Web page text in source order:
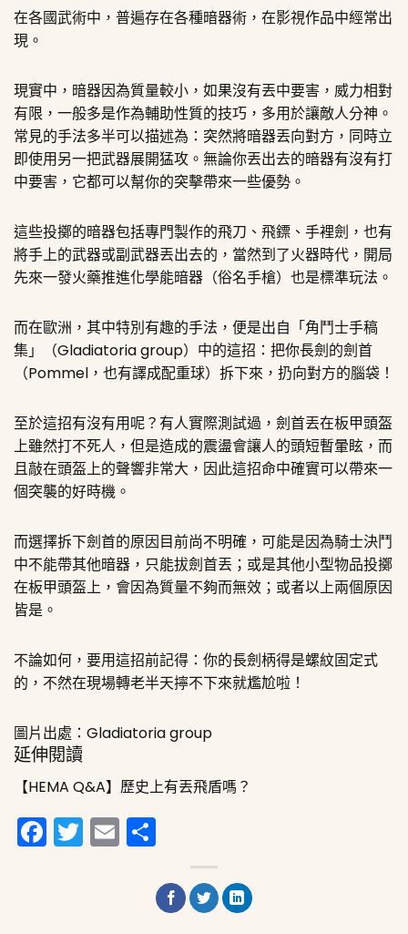
在各國武術中，普遍存在各種暗器術，在影視作品中經常出
現。
現實中，暗器因為質量較小，如果沒有丟中要害，威力相對
有限，一般多是作為輔助性質的技巧，多用於讓敵人分神。
常見的手法多半可以描述為：突然將暗器丟向對方，同時立
即使用另一把武器展開猛攻。無論你丟出去的暗器有沒有打
中要害，它都可以幫你的突擊帶來一些優勢。
這些投擲的暗器包括專門製作的飛刀、飛鏢、手裡劍，也有
將手上的武器或副武器丟出去的，當然到了火器時代，開局
先來一發火藥推進化學能暗器（俗名手槍）也是標準玩法。
而在歐洲，其中特別有趣的手法，便是出自 「角鬥士手稿
集」（Gladiatoria group） 中的這招：把你長劍的劍首
（Pommel，也有譯成配重球）拆下來，扔向對方的腦袋！
至於這招有沒有用呢？有人實際測試過，劍首丟在板甲頭盔
上雖然打不死人，但是造成的震盪會讓人的頭短暫暈眩，而
且敲在頭盔上的聲響非常大，因此這招命中確實可以帶來一
個突襲的好時機。
而選擇拆下劍首的原因目前尚不明確，可能是因為騎士決鬥
中不能帶其他暗器，只能拔劍首丟；或是其他小型物品投擲
在板甲頭盔上，會因為質量不夠而無效；或者以上兩個原因
皆是。
不論如何，要用這招前記得：你的長劍柄得是螺紋固定式
的，不然在現場轉老半天擰不下來就尷尬啦！
圖片出處：Gladiatoria group
延伸閱讀
【HEMA Q&A】歷史上有丟飛盾嗎？
Facebook
Twitter
Email